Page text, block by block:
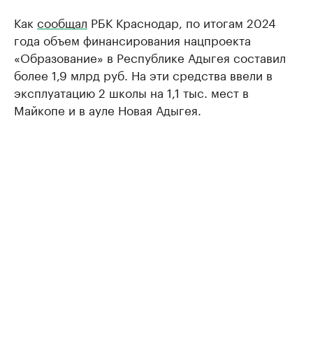
Как сообщал РБК Краснодар, по итогам 2024
года объем финансирования нацпроекта
«Образование» в Республике Адыгея составил
более 1,9 млрд руб. На эти средства ввели в
эксплуатацию 2 школы на 1,1 тыс. мест в
Майкопе и в ауле Новая Адыгея.